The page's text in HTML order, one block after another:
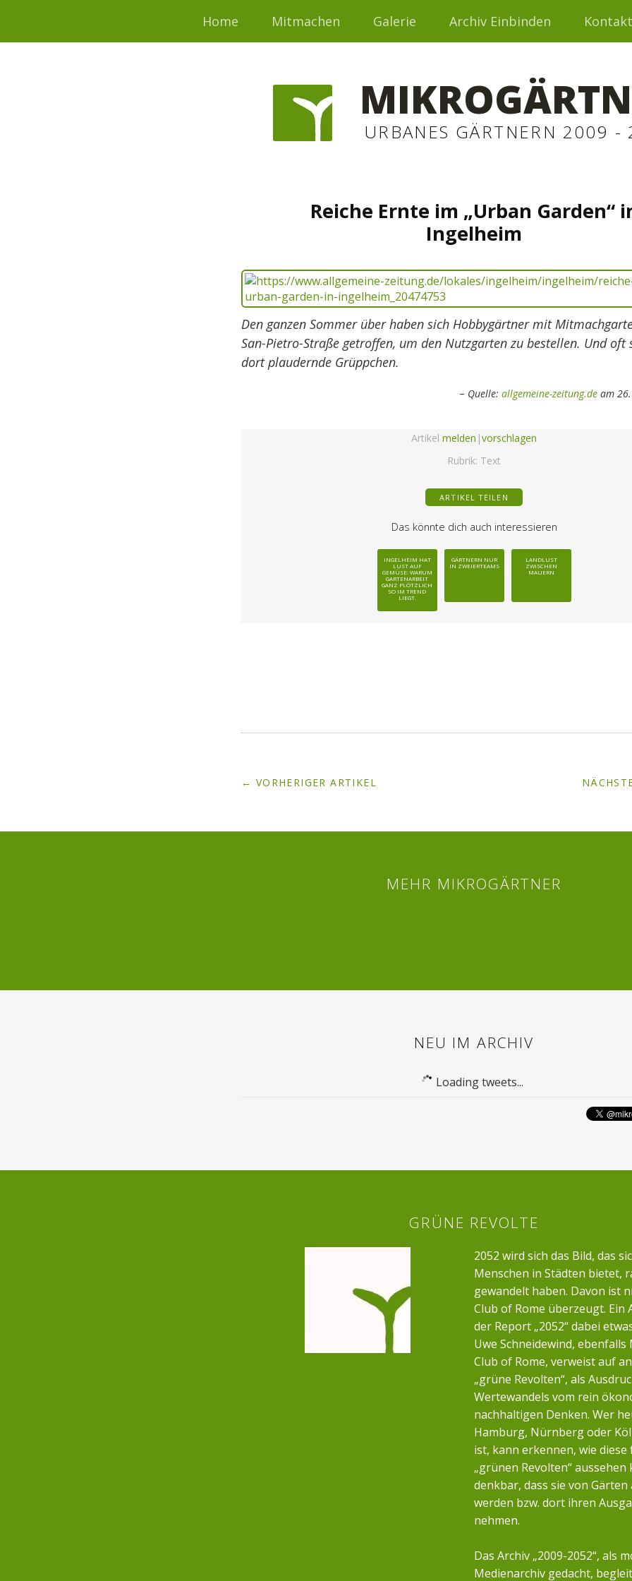
Home Mitmachen Galerie Archiv Einbinden Kontakt
URBANES GÄRTNERN 2009 -
Reiche Ernte im „Urban Garden“
Ingelheim
Den ganzen Sommer über haben sich Hobbygärtner mit
San-Pietro-Straße getroffen, um den Nutzgarten zu bestellen. Und oft
dort plaudernde Grüppchen.
Quelle: allgemeine-zeitung.de am
Artikel melden |vorschlagen
Rubrik: Text
ARTIKEL TEILEN
Das könnte dich auch interessieren
INGELHEIM HAT
LUST AUF
GEMÜSE: WARUM
GARTENARBEIT
GANZ PLÖTZLICH
SO IM TREND
LIEGT.
GÄRTNERN NUR
IN ZWEIERTEAMS
LANDLUST
ZWISCHEN
MAUERN
← VORHERIGER ARTIKEL
MEHR MIKROGÄRTNER
NEU IM ARCHIV
Loading tweets...
GRÜNE REVOLTE
2052 wird sich das Bild, das
Menschen in Städten bietet,
gewandelt haben. Davon ist
Club of Rome überzeugt. Ein
der Report „2052“ dabei
Uwe Schneidewind, ebenfalls
Club of Rome, verweist auf
„grüne Revolten“, als
Wertewandels vom rein
nachhaltigen Denken. Wer
Hamburg, Nürnberg oder
ist, kann erkennen, wie diese
„grünen Revolten“ aussehen
denkbar, dass sie von
werden bzw. dort ihren
nehmen.
Das Archiv „2009-2052“, als
Medienarchiv gedacht,